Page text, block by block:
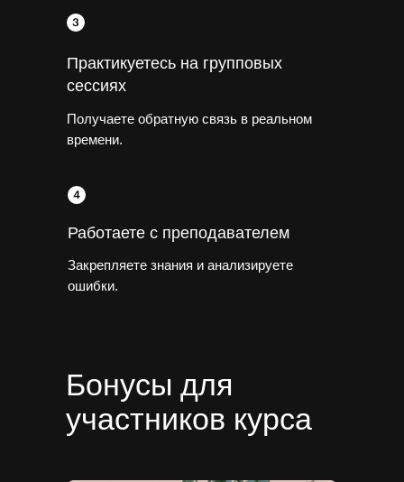
Получаете обратную связь в реальном
времени.
Закрепляете знания и анализируете
ошибки.
Практикуетесь на групповых
сессиях
Работаете с преподавателем
Бонусы для
участников курса